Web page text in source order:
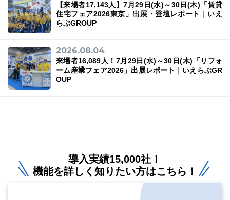
【来場者17,143人】7月29日(水)～30日(木)「賃貸
住宅フェア2026東京」出展・登壇レポート｜いえ
らぶGROUP
2026.08.04
来場者16,089人！7月29日(水)～30日(木)「リフォ
ーム産業フェア2026」出展レポート｜いえらぶGR
OUP
導入実績15,000社！
機能を詳しく知りたい方はこちら！